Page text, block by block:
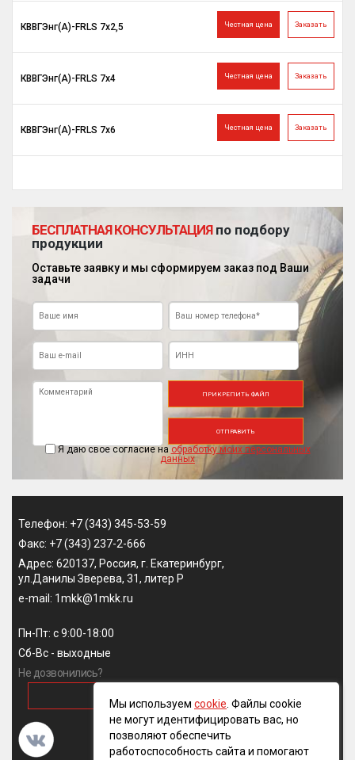
Заказать
Честная цена
КВВГЭнг(A)-FRLS 7х2,5
Заказать
Честная цена
КВВГЭнг(A)-FRLS 7х4
Заказать
Честная цена
КВВГЭнг(A)-FRLS 7х6
БЕСПЛАТНАЯ КОНСУЛЬТАЦИЯпо подбору
продукции
Оставьте заявку и мы сформируем заказ под Ваши
задачи
ПРИКРЕПИТЬ ФАЙЛ
Я даю свое согласие на обработку моих персональных
данных
ОТПРАВИТЬ
Телефон: +7 (343) 345-53-59
Факс: +7 (343) 237-2-666
Адрес: 620137, Россия, г. Екатеринбург,
ул.Данилы Зверева, 31, литер Р
e-mail: 1mkk@1mkk.ru
Пн-Пт: с 9:00-18:00
Сб-Вс - выходные
Не дозвонились?
Мы используем cookie . Файлы cookie
не могут идентифицировать вас, но
позволяют обеспечить
работоспособность сайта и помогают